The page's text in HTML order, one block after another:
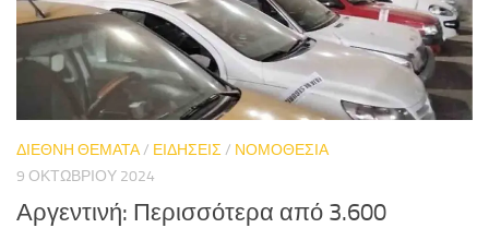
ΔΙΕΘΝΗ ΘΕΜΑΤΑ/ ΕΙΔΗΣΕΙΣ / ΝΟΜΟΘΕΣΙΑ
9 ΟΚΤΩΒΡΊΟΥ 2024
Αργεντινή: Περισσότερα από 3.600